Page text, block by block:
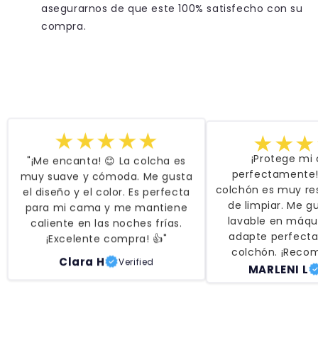
asegurarnos de que este 100% satisfecho con su
compra.
★★★★★
"¡Me encanta! 😊 La colcha es
muy suave y cómoda. Me gusta
el diseño y el color. Es perfecta
para mi cama y me mantiene
caliente en las noches frías.
¡Excelente compra! 👍"
Clara H Verified
¡Protege
colchón es muy
de limpiar. Me
lavable en
adapte
colchón.
MARLENI L